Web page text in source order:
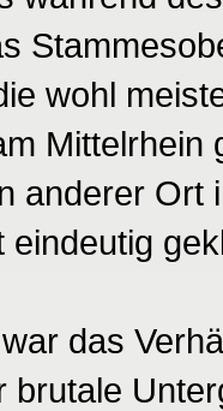
wohl
anderer Ort
eindeutig
das
brutale